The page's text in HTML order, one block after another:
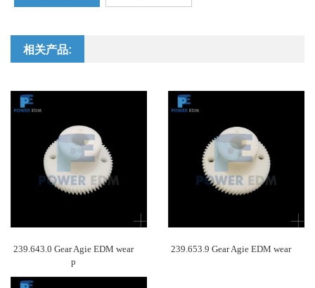
相关产品:
239.643.0 Gear Agie EDM wear
p
239.653.9 Gear Agie EDM wear